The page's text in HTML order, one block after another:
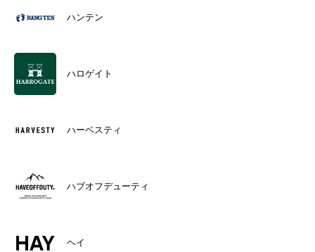
ハンテン
ハロゲイト
ハーベスティ
ハブオフデューティ
ヘイ